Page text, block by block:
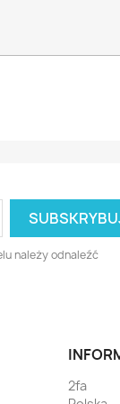
należy odnaleźć
2fa